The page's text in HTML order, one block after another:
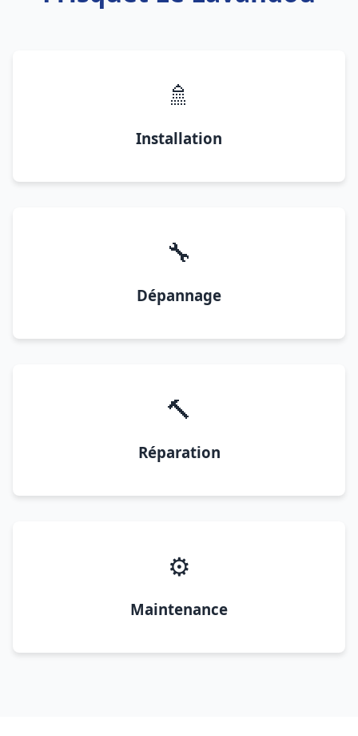
🚿
Installation
🔧
Dépannage
🔨
Réparation
⚙️
Maintenance